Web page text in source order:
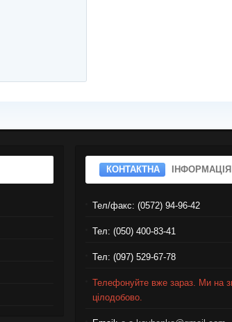
КОНТАКТНА ІНФОРМАЦІЯ
Тел/факс: (0572) 94-96-42
Тел: (050) 400-83-41
Тел: (097) 529-67-78
Телефонуйте вже зараз. Ми на
цілодобово.